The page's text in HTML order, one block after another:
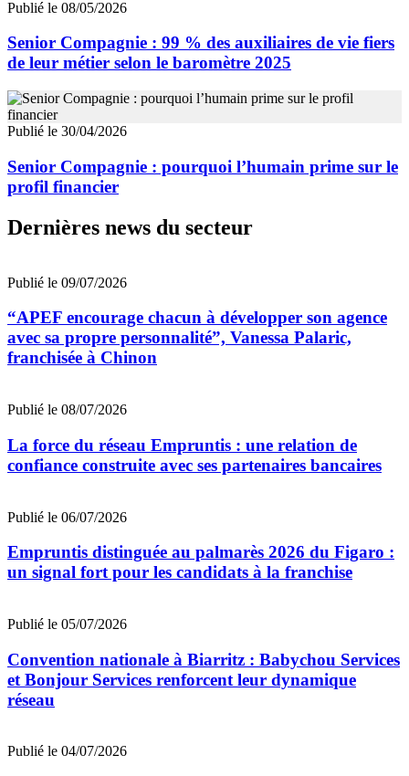
Publié le 08/05/2026
Senior Compagnie : 99 % des auxiliaires de vie fiers
de leur métier selon le baromètre 2025
Publié le 30/04/2026
Senior Compagnie : pourquoi l’humain prime sur le
profil financier
Dernières news du secteur
Publié le 09/07/2026
“APEF encourage chacun à développer son agence
avec sa propre personnalité”, Vanessa Palaric,
franchisée à Chinon
Publié le 08/07/2026
La force du réseau Empruntis : une relation de
confiance construite avec ses partenaires bancaires
Publié le 06/07/2026
Empruntis distinguée au palmarès 2026 du Figaro :
un signal fort pour les candidats à la franchise
Publié le 05/07/2026
Convention nationale à Biarritz : Babychou Services
et Bonjour Services renforcent leur dynamique
réseau
Publié le 04/07/2026